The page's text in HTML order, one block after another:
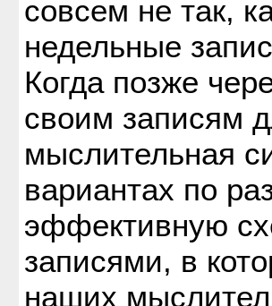
совсем не так,
недельные
Когда позже
своим записям
мыслительная
вариантах по
эффективную
записями, в
наших